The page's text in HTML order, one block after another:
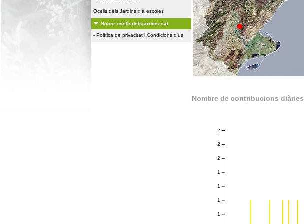
Ocells dels Jardins x a escoles
Sobre ocellsdelsjardins.cat
- Política de privacitat i Condicions d'ús
Nombre de contribucions diàries
1
1
1
1
2
2
2